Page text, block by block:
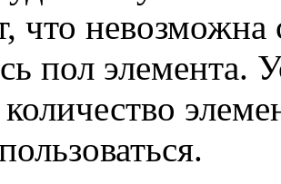
что
пол элемента.
количество